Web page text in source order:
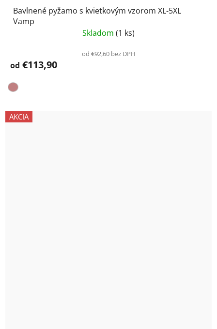
Bavlnené pyžamo s kvietkovým vzorom XL-5XL
Vamp
Skladom (1 ks)
od €92,60 bez DPH
od €113,90
AKCIA